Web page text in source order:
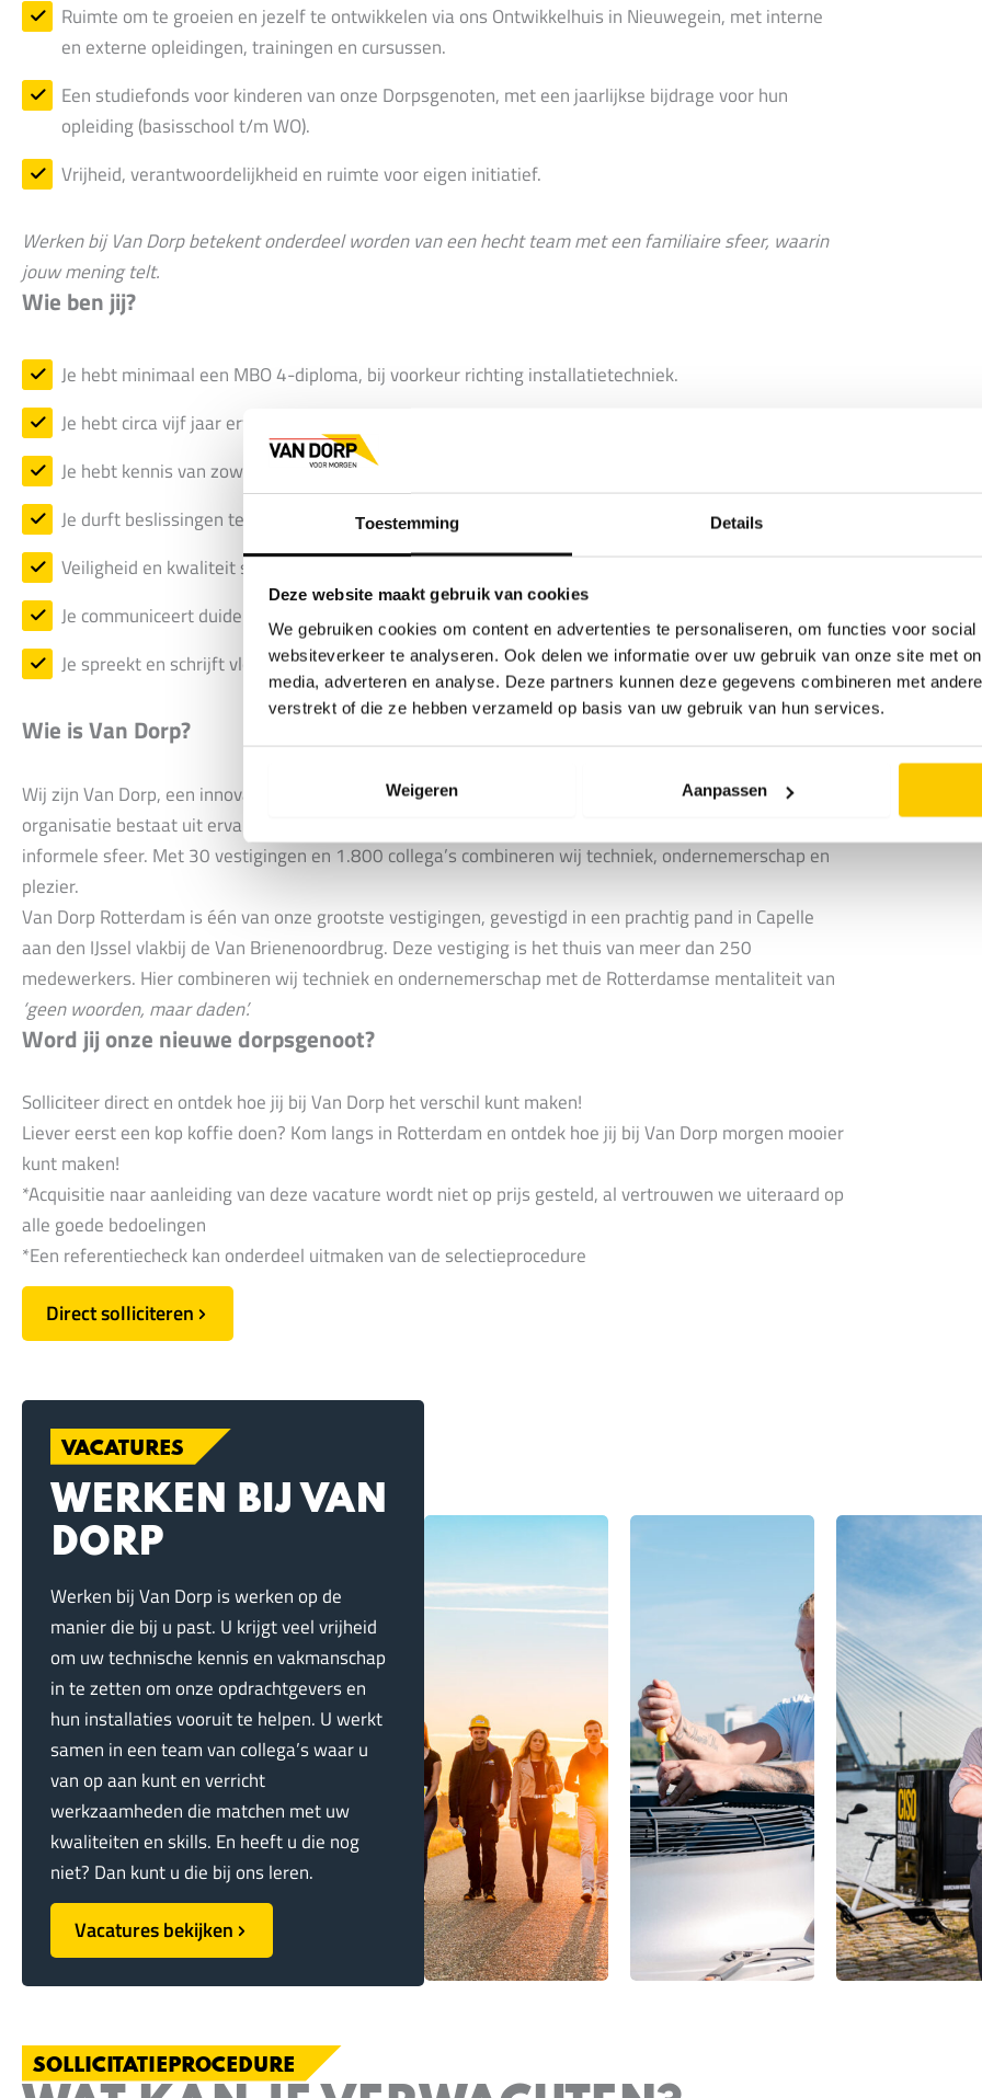
Toestemming Details
Deze website maakt gebruik van cookies
We gebruiken cookies om content en advertenties te personaliseren, om functies voor
websiteverkeer te analyseren. Ook delen we informatie over uw gebruik van onze site met
media, adverteren en analyse. Deze partners kunnen deze gegevens combineren met
verstrekt of die ze hebben verzameld op basis van uw gebruik van hun services.
Weigeren Aanpassen
Ruimte om te groeien en jezelf te ontwikkelen via ons Ontwikkelhuis in Nieuwegein, met interne
en externe opleidingen, trainingen en cursussen.
Een studiefonds voor kinderen van onze Dorpsgenoten, met een jaarlijkse bijdrage voor hun
opleiding (basisschool t/m WO).
Vrijheid, verantwoordelijkheid en ruimte voor eigen initiatief.
Werken bij Van Dorp betekent onderdeel worden van een hecht team met een familiaire sfeer, waarin
jouw mening telt.
Wie ben jij?
Je hebt minimaal een MBO 4-diploma, bij voorkeur richting installatietechniek.
Je hebt circa vijf jaar ervaring in een vergelijkbare functie.
Je hebt kennis van zowel werktuigkundige als elektrotechnische installaties.
Je durft beslissingen te nemen en houdt het hoofd koel bij ad-hocsituaties.
Veiligheid en kwaliteit staan bij jou altijd voorop.
Je communiceert duidelijk, professioneel en met een gezonde dosis lef.
Je spreekt en schrijft vloeiend Nederlands.
Wie is Van Dorp?
Wij zijn Van Dorp, een innovatieve en duurzame installateur met een passie voor techniek. Onze
organisatie bestaat uit ervaren vakmensen en jonge talenten die samenwerken in een open en
informele sfeer. Met 30 vestigingen en 1.800 collega’s combineren wij techniek, ondernemerschap en
plezier.
Van Dorp Rotterdam is één van onze grootste vestigingen, gevestigd in een prachtig pand in Capelle
aan den IJssel vlakbij de Van Brienenoordbrug. Deze vestiging is het thuis van meer dan 250
medewerkers. Hier combineren wij techniek en ondernemerschap met de Rotterdamse mentaliteit van
‘geen woorden, maar daden’.
Word jij onze nieuwe dorpsgenoot?
Solliciteer direct en ontdek hoe jij bij Van Dorp het verschil kunt maken!
Liever eerst een kop koffie doen? Kom langs in Rotterdam en ontdek hoe jij bij Van Dorp morgen mooier
kunt maken!
*Acquisitie naar aanleiding van deze vacature wordt niet op prijs gesteld, al vertrouwen we uiteraard op
alle goede bedoelingen
*Een referentiecheck kan onderdeel uitmaken van de selectieprocedure
Direct solliciteren
VACATURES
WERKEN BIJ VAN
DORP
Werken bij Van Dorp is werken op de
manier die bij u past. U krijgt veel vrijheid
om uw technische kennis en vakmanschap
in te zetten om onze opdrachtgevers en
hun installaties vooruit te helpen. U werkt
samen in een team van collega’s waar u
van op aan kunt en verricht
werkzaamheden die matchen met uw
kwaliteiten en skills. En heeft u die nog
niet? Dan kunt u die bij ons leren.
Vacatures bekijken
SOLLICITATIEPROCEDURE